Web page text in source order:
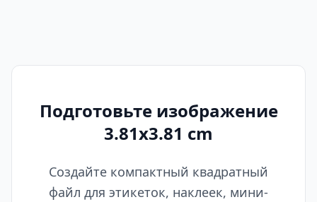
Подготовьте изображение
3.81x3.81 cm
Создайте компактный квадратный
файл для этикеток, наклеек, мини-